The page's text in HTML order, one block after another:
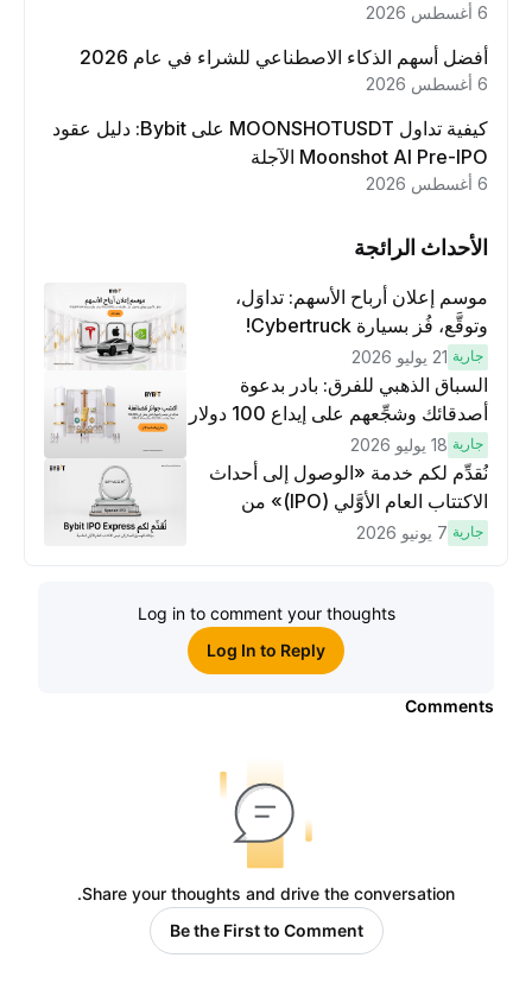
أفضل أسهم الذكاء الاصطناعي للشراء في عام 2026
كيفية تداول MOONSHOTUSDT على Bybit: دليل عقود
Moonshot AI Pre-IPO الآجلة
الأحداث الرائجة
موسم إعلان أرباح الأسهم: تداوَل،
وتوقَّع، فُز بسيارة Cybertruck!
جارية 21 يوليو 2026
السباق الذهبي للفرق: بادر بدعوة
أصدقائك وشجِّعهم على إيداع 100 دولار
لكسَب مكافآت مُضاعَفة
جارية 18 يوليو 2026
نُقدِّم لكم خدمة «الوصول إلى أحداث
الاكتتاب العام الأوَّلي (IPO)» من
Bybit، بوابتك للوصول المبكر إلى فرص
جارية 7 يونيو 2026
Log in to comment your thoughts
Log In to Reply
Comments
Share your thoughts and drive the conversation.
Be the First to Comment